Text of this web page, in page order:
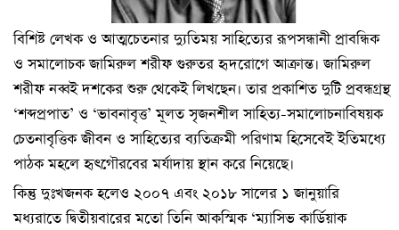
বিশিষ্ট লেখক ও আত্মচেতনার দ্যুতিময় সাহিত্যের রূপসন্ধানী প্রাবন্ধিক
ও সমালোচক জামিরুল শরীফ গুরুতর হৃদরোগে আক্রান্ত। জামিরুল
শরীফ নব্বই দশকের শুরু থেকেই লিখছেন। তার প্রকাশিত দুটি প্রবন্ধগ্রন্থ
‘শব্দপ্রপাত’ ও ‘ভাবনাবৃত্ত’ মূলত সৃজনশীল সাহিত্য-সমালোচনাবিষয়ক
চেতনাবৃত্তিক জীবন ও সাহিত্যের ব্যতিক্রমী পরিণাম হিসেবেই ইতিমধ্যে
পাঠক মহলে হৃৎগৌরবের মর্যাদায় স্থান করে নিয়েছে।
কিন্তু দুঃখজনক হলেও ২০০৭ এবং ২০১৮ সালের ১ জানুয়ারি
মধ্যরাতে দ্বিতীয়বারের মতো তিনি আকস্মিক ‘ম্যাসিভ কার্ডিয়াক